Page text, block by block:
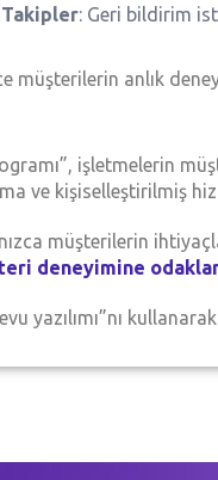
Takipler: Geri bildirim
müşterilerin anlık
işletmelerin
ve kişiselleştirilmiş
müşterilerin
deneyimine
yazılımı”nı